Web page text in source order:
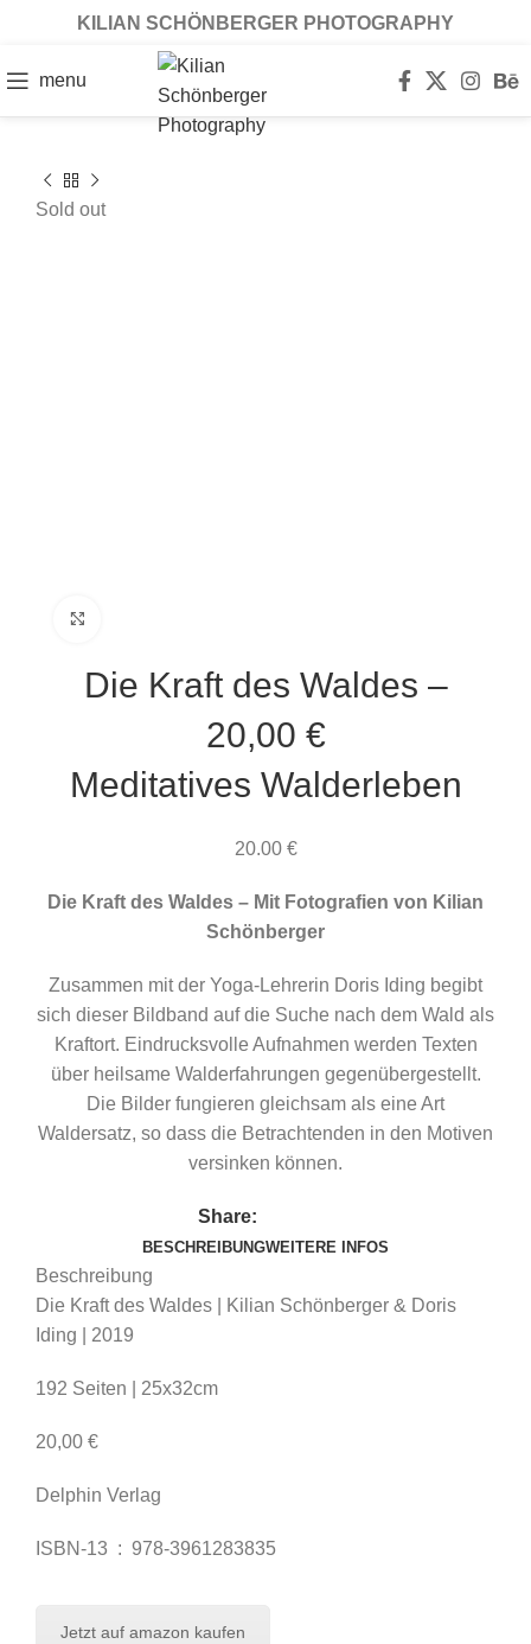
KILIAN SCHÖNBERGER PHOTOGRAPHY
menu
Sold out
Die Kraft des Waldes –
20,00 €
Meditatives Walderleben
20.00 €
Die Kraft des Waldes – Mit Fotografien von Kilian
Schönberger
Zusammen mit der Yoga-Lehrerin Doris Iding begibt
sich dieser Bildband auf die Suche nach dem Wald als
Kraftort. Eindrucksvolle Aufnahmen werden Texten
über heilsame Walderfahrungen gegenübergestellt.
Die Bilder fungieren gleichsam als eine Art
Waldersatz, so dass die Betrachtenden in den Motiven
versinken können.
Share:
BESCHREIBUNGWEITERE INFOS
Beschreibung
Die Kraft des Waldes | Kilian Schönberger & Doris
Iding | 2019
192 Seiten | 25x32cm
20,00 €
Delphin Verlag
ISBN-13 ‏ : ‎ 978-3961283835
Jetzt auf amazon kaufen